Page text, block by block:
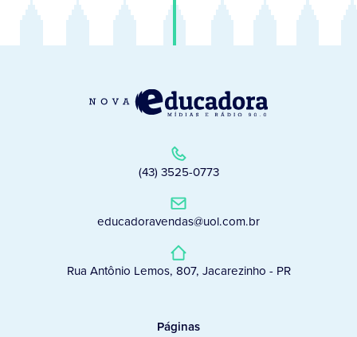
(43) 3525-0773
educadoravendas@uol.com.br
Rua Antônio Lemos, 807, Jacarezinho - PR
Páginas